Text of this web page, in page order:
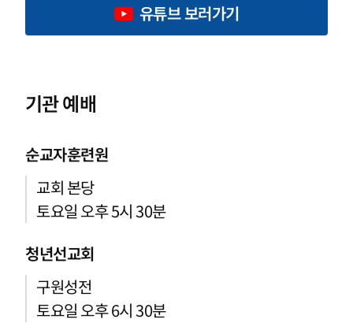
유튜브 보러가기
기관 예배
순교자훈련원
교회 본당
토요일 오후 5시 30분
청년선교회
구원성전
토요일 오후 6시 30분